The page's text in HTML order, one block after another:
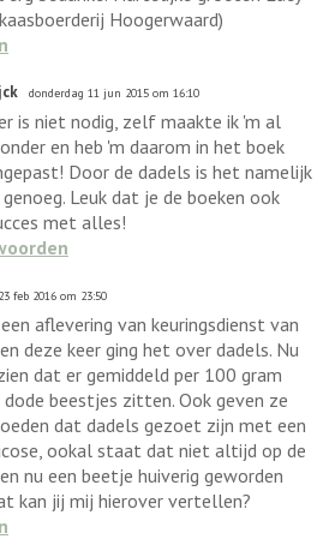
Hoogerwaard)
donderdag 11 jun 2015 om 16:10
is niet nodig, zelf maakte ik 'm al
en heb 'm daarom in het boek
Door de dadels is het namelijk
Leuk dat je de boeken ook
met alles!
feb 2016 om 23:50
aflevering van keuringsdienst van
deze keer ging het over dadels. Nu
dat er gemiddeld per 100 gram
beestjes zitten. Ook geven ze
dat dadels gezoet zijn met een
ookal staat dat niet altijd op de
nu een beetje huiverig geworden
kan jij mij hierover vertellen?